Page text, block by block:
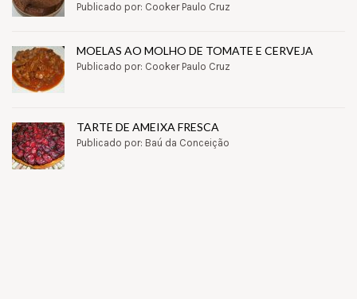
Publicado por: Cooker Paulo Cruz
MOELAS AO MOLHO DE TOMATE E CERVEJA
Publicado por: Cooker Paulo Cruz
TARTE DE AMEIXA FRESCA
Publicado por: Baú da Conceição